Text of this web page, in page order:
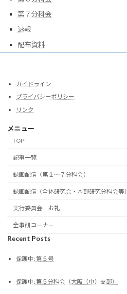
第７分科会
速報
配布資料
ガイドライン
プライバシーポリシー
リンク
メニュー
TOP
記事一覧
録画配信（第１～７分科会）
録画配信（全体研究会・本部研究分科会等）
実行委員会 お礼
全事研コーナー
Recent Posts
保護中: 第５号
保護中: 第５分科会（大阪（中）支部）